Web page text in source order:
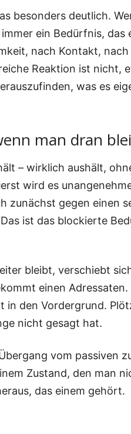
beson­ders deut­lich.
ein Bedürf­nis,
nach Kon­takt,
Reak­ti­on ist nicht,
was es
man dran
– wirk­lich aus­hält,
wird es
zunächst gegen einen
ist das blo­ckier­te
bleibt, ver­schiebt
einen
den Vor­der­grund.
nicht gesagt hat.
vom pas­si­ven
Zustand, den man
das einem gehört.